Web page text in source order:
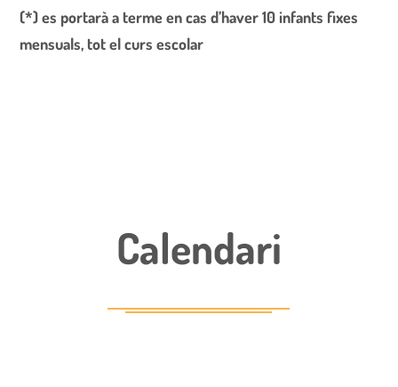
(*) es portarà a terme en cas d’haver 10 infants fixes
mensuals, tot el curs escolar
Calendari